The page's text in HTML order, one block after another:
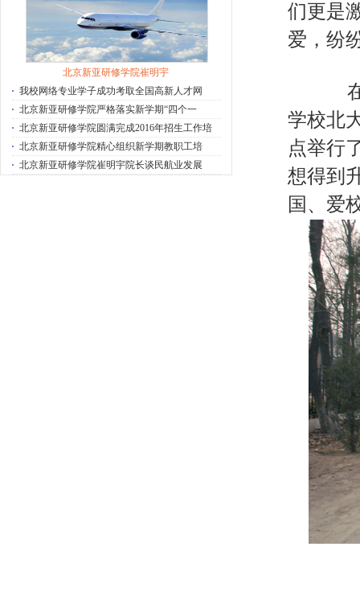
北京新亚研修学院崔明宇
· 我校网络专业学子成功考取全国高新人才网
· 北京新亚研修学院严格落实新学期“四个一
· 北京新亚研修学院圆满完成2016年招生工作培
· 北京新亚研修学院精心组织新学期教职工培
· 北京新亚研修学院崔明宇院长谈民航业发展
们更是
爱，纷
学校北
点举行
想得到
国、爱